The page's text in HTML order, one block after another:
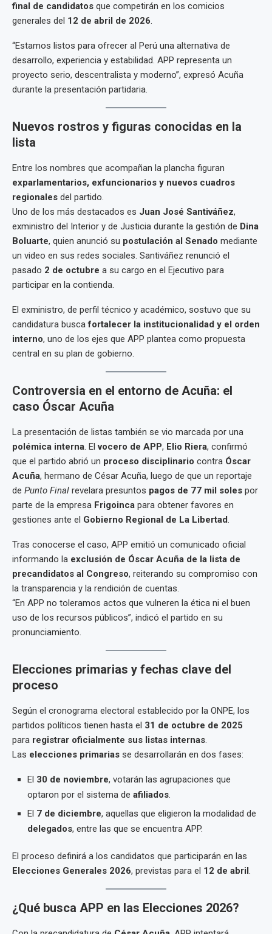
final de candidatos que competirán en los comicios
generales del 12 de abril de 2026.
“Estamos listos para ofrecer al Perú una alternativa de
desarrollo, experiencia y estabilidad. APP representa un
proyecto serio, descentralista y moderno”, expresó Acuña
durante la presentación partidaria.
Nuevos rostros y figuras conocidas en la
lista
Entre los nombres que acompañan la plancha figuran
exparlamentarios, exfuncionarios y nuevos cuadros
regionales del partido.
Uno de los más destacados es Juan José Santiváñez,
exministro del Interior y de Justicia durante la gestión de Dina
Boluarte, quien anunció su postulación al Senado mediante
un video en sus redes sociales. Santiváñez renunció el
pasado 2 de octubre a su cargo en el Ejecutivo para
participar en la contienda.
El exministro, de perfil técnico y académico, sostuvo que su
candidatura buscafortalecer la institucionalidad y el orden
interno, uno de los ejes que APP plantea como propuesta
central en su plan de gobierno.
Controversia en el entorno de Acuña: el
caso Óscar Acuña
La presentación de listas también se vio marcada por una
polémica interna. Elvocero de APP, Elio Riera, confirmó
que el partido abrió un proceso disciplinario contra Óscar
Acuña, hermano de César Acuña, luego de que un reportaje
de Punto Final revelara presuntos pagos de 77 mil soles por
parte de la empresa Frigoinca para obtener favores en
gestiones ante el Gobierno Regional de La Libertad.
Tras conocerse el caso, APP emitió un comunicado oficial
informando la exclusión de Óscar Acuña de la lista de
precandidatos al Congreso, reiterando su compromiso con
la transparencia y la rendición de cuentas.
“En APP no toleramos actos que vulneren la ética ni el buen
uso de los recursos públicos”, indicó el partido en su
pronunciamiento.
Elecciones primarias y fechas clave del
proceso
Según el cronograma electoral establecido por la ONPE, los
partidos políticos tienen hasta el 31 de octubre de 2025
para registrar oficialmente sus listas internas.
Las elecciones primarias se desarrollarán en dos fases:
El 30 de noviembre, votarán las agrupaciones que
optaron por el sistema de afiliados.
El 7 de diciembre, aquellas que eligieron la modalidad de
delegados, entre las que se encuentra APP.
El proceso definirá a los candidatos que participarán en las
Elecciones Generales 2026, previstas para el 12 de abril.
¿Qué busca APP en las Elecciones 2026?